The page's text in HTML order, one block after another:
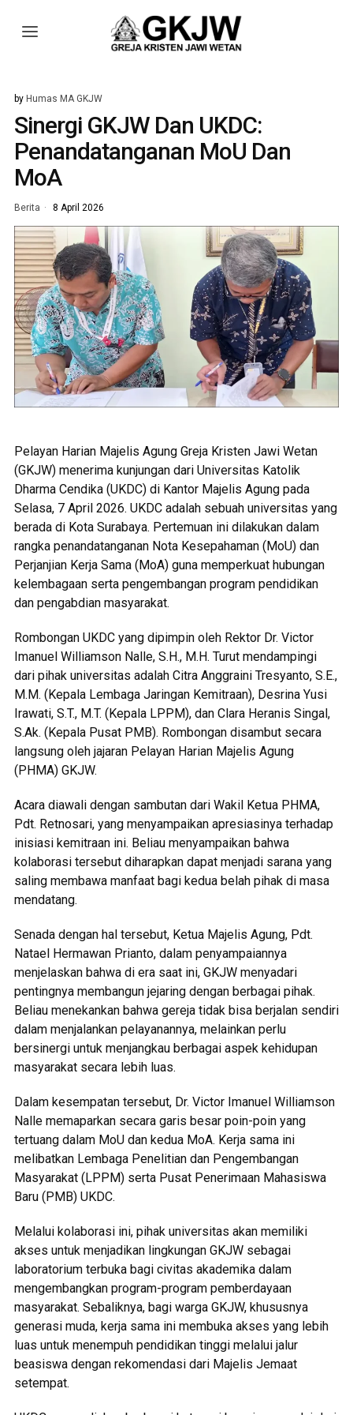
by Humas MA GKJW
Sinergi GKJW Dan UKDC:
Penandatanganan MoU Dan
MoA
Berita 8 April 2026
Pelayan Harian Majelis Agung Greja Kristen Jawi Wetan
(GKJW) menerima kunjungan dari Universitas Katolik
Dharma Cendika (UKDC) di Kantor Majelis Agung pada
Selasa, 7 April 2026. UKDC adalah sebuah universitas yang
berada di Kota Surabaya. Pertemuan ini dilakukan dalam
rangka penandatanganan Nota Kesepahaman (MoU) dan
Perjanjian Kerja Sama (MoA) guna memperkuat hubungan
kelembagaan serta pengembangan program pendidikan
dan pengabdian masyarakat.
Rombongan UKDC yang dipimpin oleh Rektor Dr. Victor
Imanuel Williamson Nalle, S.H., M.H. Turut mendampingi
dari pihak universitas adalah Citra Anggraini Tresyanto, S.E.,
M.M. (Kepala Lembaga Jaringan Kemitraan), Desrina Yusi
Irawati, S.T., M.T. (Kepala LPPM), dan Clara Heranis Singal,
S.Ak. (Kepala Pusat PMB). Rombongan disambut secara
langsung oleh jajaran Pelayan Harian Majelis Agung
(PHMA) GKJW.
Acara diawali dengan sambutan dari Wakil Ketua PHMA,
Pdt. Retnosari, yang menyampaikan apresiasinya terhadap
inisiasi kemitraan ini. Beliau menyampaikan bahwa
kolaborasi tersebut diharapkan dapat menjadi sarana yang
saling membawa manfaat bagi kedua belah pihak di masa
mendatang.
Senada dengan hal tersebut, Ketua Majelis Agung, Pdt.
Natael Hermawan Prianto, dalam penyampaiannya
menjelaskan bahwa di era saat ini, GKJW menyadari
pentingnya membangun jejaring dengan berbagai pihak.
Beliau menekankan bahwa gereja tidak bisa berjalan sendiri
dalam menjalankan pelayanannya, melainkan perlu
bersinergi untuk menjangkau berbagai aspek kehidupan
masyarakat secara lebih luas.
Dalam kesempatan tersebut, Dr. Victor Imanuel Williamson
Nalle memaparkan secara garis besar poin-poin yang
tertuang dalam MoU dan kedua MoA. Kerja sama ini
melibatkan Lembaga Penelitian dan Pengembangan
Masyarakat (LPPM) serta Pusat Penerimaan Mahasiswa
Baru (PMB) UKDC.
Melalui kolaborasi ini, pihak universitas akan memiliki
akses untuk menjadikan lingkungan GKJW sebagai
laboratorium terbuka bagi civitas akademika dalam
mengembangkan program-program pemberdayaan
masyarakat. Sebaliknya, bagi warga GKJW, khususnya
generasi muda, kerja sama ini membuka akses yang lebih
luas untuk menempuh pendidikan tinggi melalui jalur
beasiswa dengan rekomendasi dari Majelis Jemaat
setempat.